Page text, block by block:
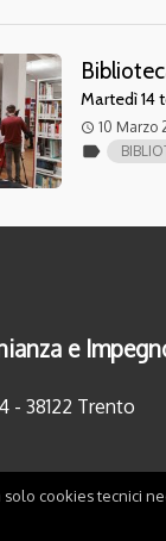
Martedì 14
access_time 10 Marzo
label
e
- 38122 Trento
solo cookies tecnici